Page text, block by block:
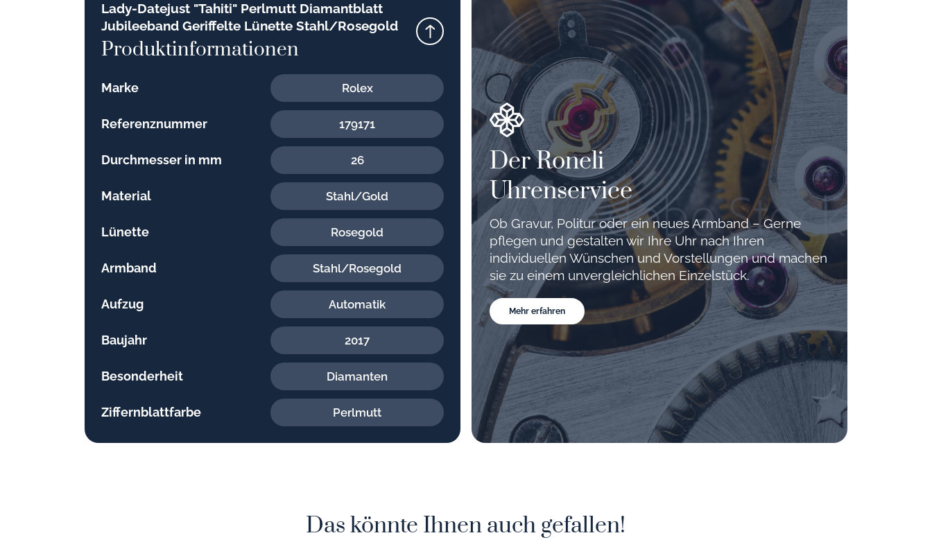
Lady-Datejust "Tahiti" Perlmutt Diamantblatt
Jubileeband Geriffelte Lünette Stahl/Rosegold
Produktinformationen
Marke Rolex
Referenznummer 179171
Durchmesser in mm 26
Material Stahl/Gold
Lünette Rosegold
Armband Stahl/Rosegold
Aufzug Automatik
Baujahr 2017
Besonderheit Diamanten
Ziffernblattfarbe Perlmutt
Der Roneli
Uhrenservice
Ob Gravur, Politur oder ein neues Armband – Gerne
pflegen und gestalten wir Ihre Uhr nach Ihren
individuellen Wünschen und Vorstellungen und machen
sie zu einem unvergleichlichen Einzelstück.
Mehr erfahren
Das könnte Ihnen auch gefallen!